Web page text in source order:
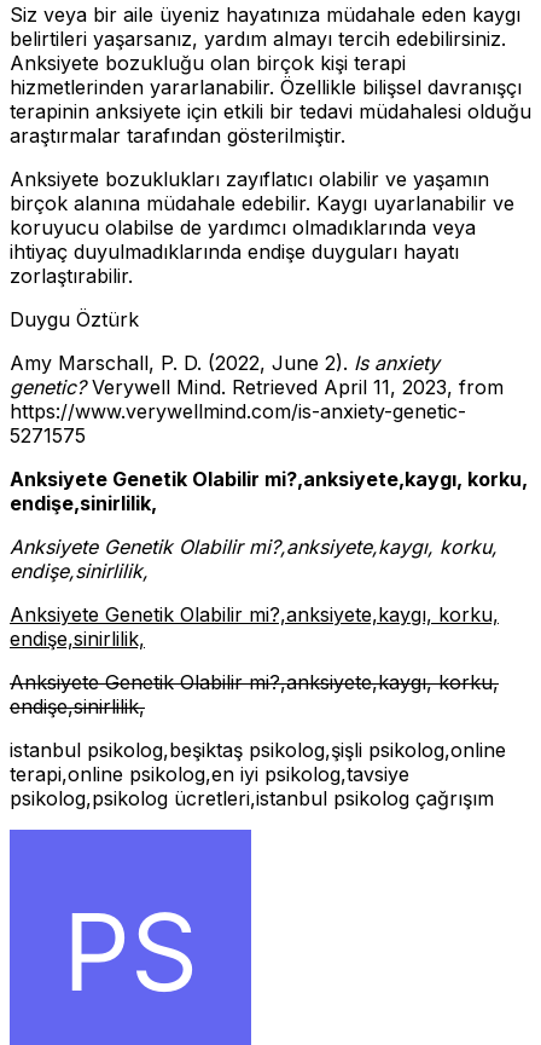
Siz veya bir aile üyeniz hayatınıza müdahale eden kaygı
belirtileri yaşarsanız, yardım almayı tercih edebilirsiniz.
Anksiyete bozukluğu olan birçok kişi terapi
hizmetlerinden yararlanabilir. Özellikle bilişsel davranışçı
terapinin anksiyete için etkili bir tedavi müdahalesi olduğu
araştırmalar tarafından gösterilmiştir.
Anksiyete bozuklukları zayıflatıcı olabilir ve yaşamın
birçok alanına müdahale edebilir. Kaygı uyarlanabilir ve
koruyucu olabilse de yardımcı olmadıklarında veya
ihtiyaç duyulmadıklarında endişe duyguları hayatı
zorlaştırabilir.
Duygu Öztürk
Amy Marschall, P. D. (2022, June 2). Is anxiety
genetic?Verywell Mind. Retrieved April 11, 2023, from
https://www.verywellmind.com/is-anxiety-genetic-
5271575
Anksiyete Genetik Olabilir mi?,anksiyete,kaygı, korku,
endişe,sinirlilik,
Anksiyete Genetik Olabilir mi?,anksiyete,kaygı, korku,
endişe,sinirlilik,
Anksiyete Genetik Olabilir mi?,anksiyete,kaygı, korku,
endişe,sinirlilik,
Anksiyete Genetik Olabilir mi?,anksiyete,kaygı, korku,
endişe,sinirlilik,
istanbul psikolog,beşiktaş psikolog,şişli psikolog,online
terapi,online psikolog,en iyi psikolog,tavsiye
psikolog,psikolog ücretleri,istanbul psikolog çağrışım